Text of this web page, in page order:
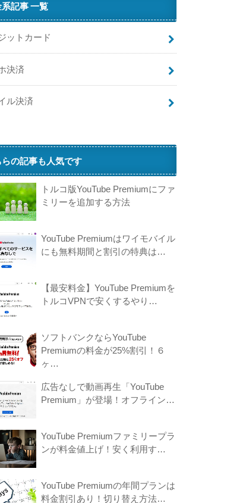
系記事 一覧
ットカード
決済
ル決済
らの記事も人気です
トルコ版YouTube Premiumにファ
ミリーを追加する方法
YouTube Premiumはワイモバイル
にも無料期間と割引の特典は…
【最安料金】YouTube Premiumを
トルコVPNで安くするやり…
ソフトバンクならYouTube
Premiumの料金が25%割引！６
ヶ…
広告なしで動画再生「YouTube
Premium」が登場！オフライン…
YouTube Premiumファミリープラ
ンが料金値上げ！安く利用す…
YouTube Premiumの年間プランは
料金割引あり！切り替え方法…